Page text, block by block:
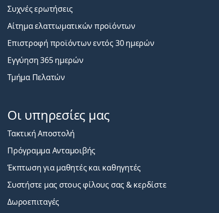
Συχνές ερωτήσεις
Αίτημα ελαττωματικών προϊόντων
Επιστροφή προϊόντων εντός 30 ημερών
Εγγύηση 365 ημερών
Τμήμα Πελατών
Οι υπηρεσίες μας
Τακτική Αποστολή
Πρόγραμμα Ανταμοιβής
Έκπτωση για μαθητές και καθηγητές
Συστήστε μας στους φίλους σας & κερδίστε
Δωροεπιταγές